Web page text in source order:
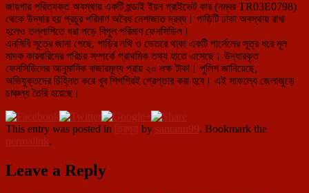
জায়গায় পরিত্যক্ত অবস্থায় একটি হুন্ডাই ইয়ন প্রাইভেট কার (নম্বর TR03E0798)
থেকে উদ্ধার হয় প্রচুর পরিমাণ অবৈধ নেশাজাত দ্রব্য। গাড়িটি ঢাকা অবস্থায় রাখা
হলেও তল্লাশিতে ধরা পড়ে বিপুল পরিমাণ ফেনসিডিল।
এনসিবি সূত্রে জানা গেছে, গাড়ির নথি ও ভেতরে থাকা একটি পার্সেলের সূত্র ধরে মূল
মাদক কারবারিদের পরিচয় সম্পর্কে প্রাথমিক তথ্য হাতে এসেছে। উদ্ধারকৃত
ফেনসিডিলের আনুমানিক বাজারমূল্য প্রায় ২০ লক্ষ টাকা। পুলিশ জানিয়েছে,
অভিযুক্তদের চিহ্নিত করে খুব শিগগিরই গ্রেপ্তার করা হবে। এই সাফল্যে জেলাজুড়ে
চাঞ্চল্য তৈরি হয়েছে।
This entry was posted in ত্রিপুরা by santanu99. Bookmark the
permalink.
Leave a Reply